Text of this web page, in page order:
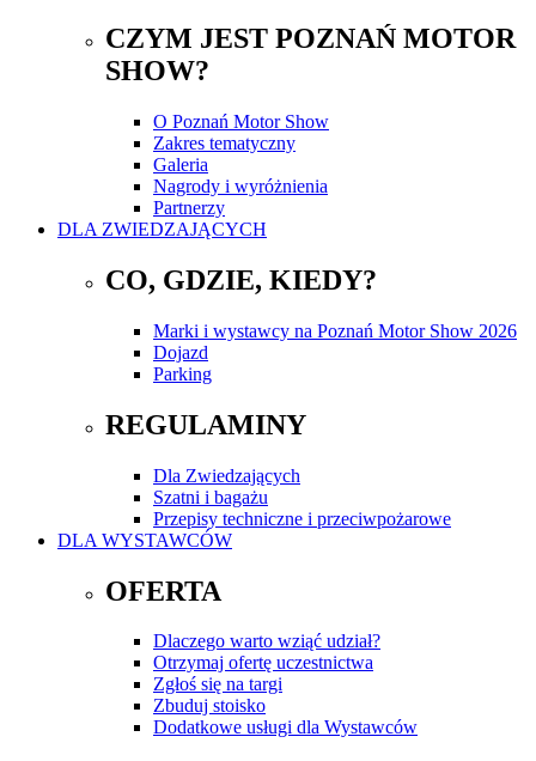
CZYM JEST POZNAŃ MOTOR
SHOW?
O Poznań Motor Show
Zakres tematyczny
Galeria
Nagrody i wyróżnienia
Partnerzy
DLA ZWIEDZAJĄCYCH
CO, GDZIE, KIEDY?
Marki i wystawcy na Poznań Motor Show 2026
Dojazd
Parking
REGULAMINY
Dla Zwiedzających
Szatni i bagażu
Przepisy techniczne i przeciwpożarowe
DLA WYSTAWCÓW
OFERTA
Dlaczego warto wziąć udział?
Otrzymaj ofertę uczestnictwa
Zgłoś się na targi
Zbuduj stoisko
Dodatkowe usługi dla Wystawców